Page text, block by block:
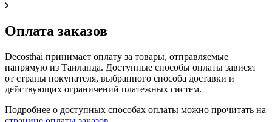
Оплата заказов
Decosthai принимает оплату за товары, отправляемые
напрямую из Таиланда. Доступные способы оплаты зависят
от страны покупателя, выбранного способа доставки и
действующих ограничений платежных систем.
Подробнее о доступных способах оплаты можно прочитать на